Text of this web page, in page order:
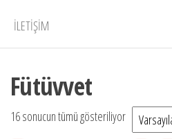
İLETIŞIM
Fütüvvet
16 sonucun tümü gösteriliyor